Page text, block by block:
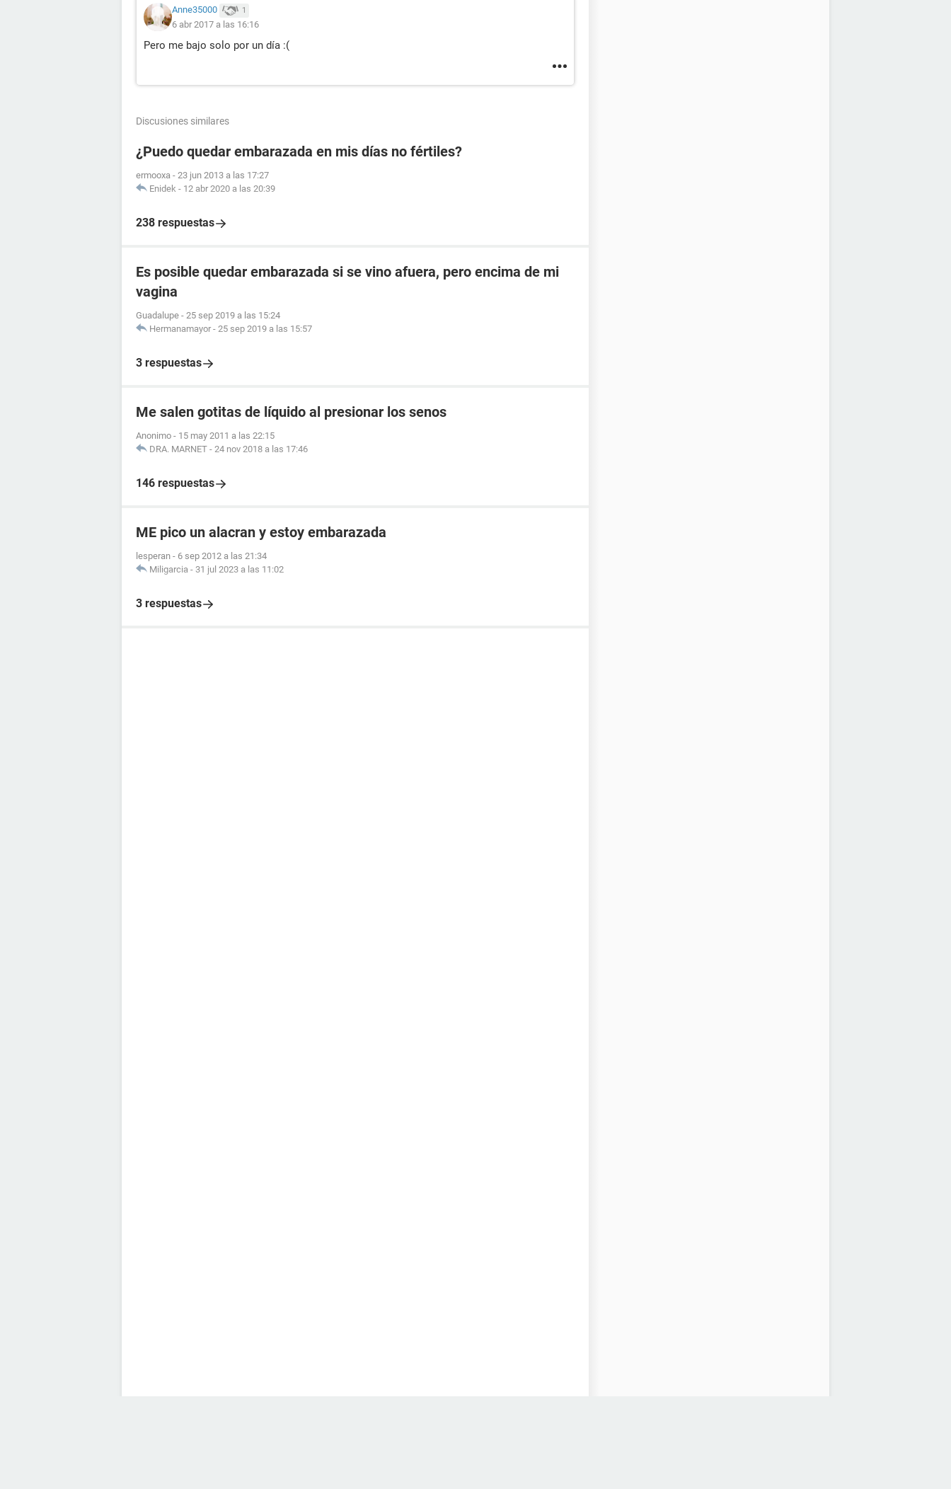
Anne35000 1
6 abr 2017 a las 16:16
Pero me bajo solo por un día :(
Discusiones similares
¿Puedo quedar embarazada en mis días no fértiles?
ermooxa - 23 jun 2013 a las 17:27
Enidek - 12 abr 2020 a las 20:39
238 respuestas
Es posible quedar embarazada si se vino afuera, pero encima de mi
vagina
Guadalupe - 25 sep 2019 a las 15:24
Hermanamayor - 25 sep 2019 a las 15:57
3 respuestas
Me salen gotitas de líquido al presionar los senos
Anonimo - 15 may 2011 a las 22:15
DRA. MARNET - 24 nov 2018 a las 17:46
146 respuestas
ME pico un alacran y estoy embarazada
lesperan - 6 sep 2012 a las 21:34
Miligarcia - 31 jul 2023 a las 11:02
3 respuestas